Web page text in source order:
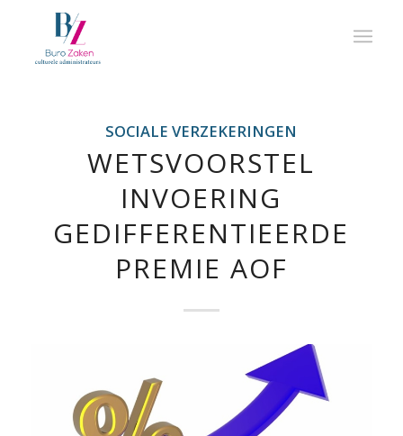
SOCIALE VERZEKERINGEN
WETSVOORSTEL
INVOERING
GEDIFFERENTIEERDE
PREMIE AOF